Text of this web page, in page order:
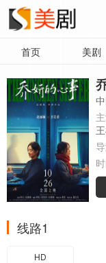
首页 美剧
线路1
HD